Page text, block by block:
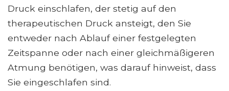
Druck einschlafen, der stetig auf den
therapeutischen Druck ansteigt, den Sie
entweder nach Ablauf einer festgelegten
Zeitspanne oder nach einer gleichmäßigeren
Atmung benötigen, was darauf hinweist, dass
Sie eingeschlafen sind.